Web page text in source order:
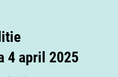
4 april 2025